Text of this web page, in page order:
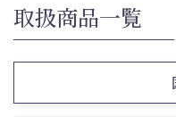
取扱商品一覧